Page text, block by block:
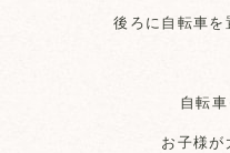
後ろに自転車を
自転車
お子様が